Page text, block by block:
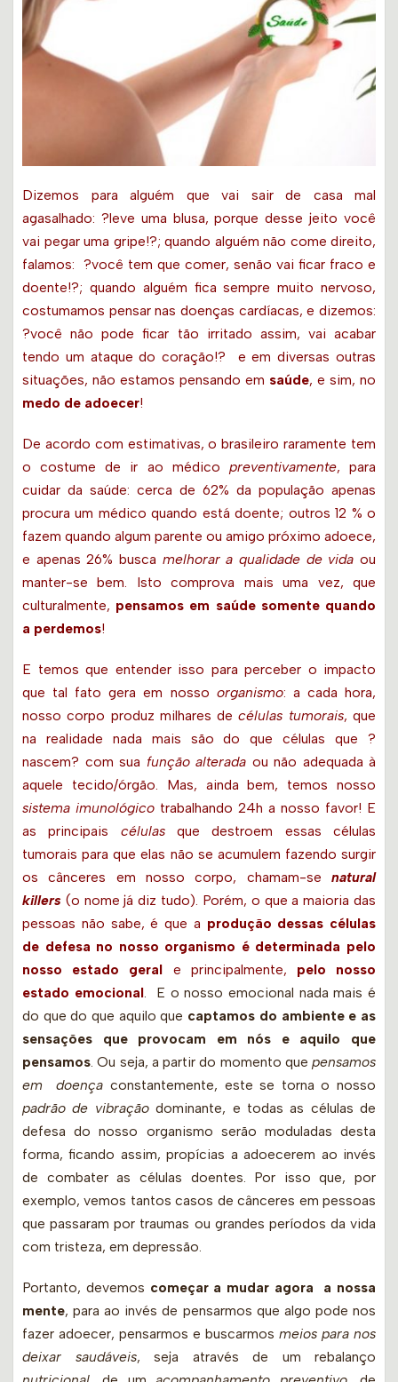
Dizemos para alguém que vai sair de casa mal
agasalhado: ?leve uma blusa, porque desse jeito você
vai pegar uma gripe!?; quando alguém não come direito,
falamos: ?você tem que comer, senão vai ficar fraco e
doente!?; quando alguém fica sempre muito nervoso,
costumamos pensar nas doenças cardíacas, e dizemos:
?você não pode ficar tão irritado assim, vai acabar
tendo um ataque do coração!? e em diversas outras
situações, não estamos pensando em saúde, e sim, no
medo de adoecer!
De acordo com estimativas, o brasileiro raramente tem
o costume de ir ao médico preventivamente, para
cuidar da saúde: cerca de 62% da população apenas
procura um médico quando está doente; outros 12 % o
fazem quando algum parente ou amigo próximo adoece,
e apenas 26% busca melhorar a qualidade de vida ou
manter-se bem. Isto comprova mais uma vez, que
culturalmente, pensamos em saúde somente quando
a perdemos!
E temos que entender isso para perceber o impacto
que tal fato gera em nosso organismo: a cada hora,
nosso corpo produz milhares decélulas tumorais, que
na realidade nada mais são do que células que ?
nascem? com sua função alterada ou não adequada à
aquele tecido/órgão. Mas, ainda bem, temos nosso
sistema imunológico trabalhando 24h a nosso favor! E
as principais célulasque destroem essas células
tumorais para que elas não se acumulem fazendo surgir
os cânceres em nosso corpo, chamam-se natural
killers (o nome já diz tudo). Porém, o que a maioria das
pessoas não sabe, é que a produção dessas células
de defesa no nosso organismo é determinada pelo
nosso estado geral e principalmente, pelo nosso
estado emocional. E o nosso emocional nada mais é
do que do que aquilo que captamos do ambiente e as
sensações que provocam em nós e aquilo que
pensamos. Ou seja, a partir do momento que pensamos
em doença constantemente, este se torna o nosso
padrão de vibraçãodominante, e todas as células de
defesa do nosso organismo serão moduladas desta
forma, ficando assim, propícias a adoecerem ao invés
de combater as células doentes. Por isso que, por
exemplo, vemos tantos casos de cânceres em pessoas
que passaram por traumas ou grandes períodos da vida
com tristeza, em depressão.
Portanto, devemos começar a mudar agora a nossa
mente, para ao invés de pensarmos que algo pode nos
fazer adoecer, pensarmos e buscarmos meios para nos
deixar saudáveis, seja através de um rebalanço